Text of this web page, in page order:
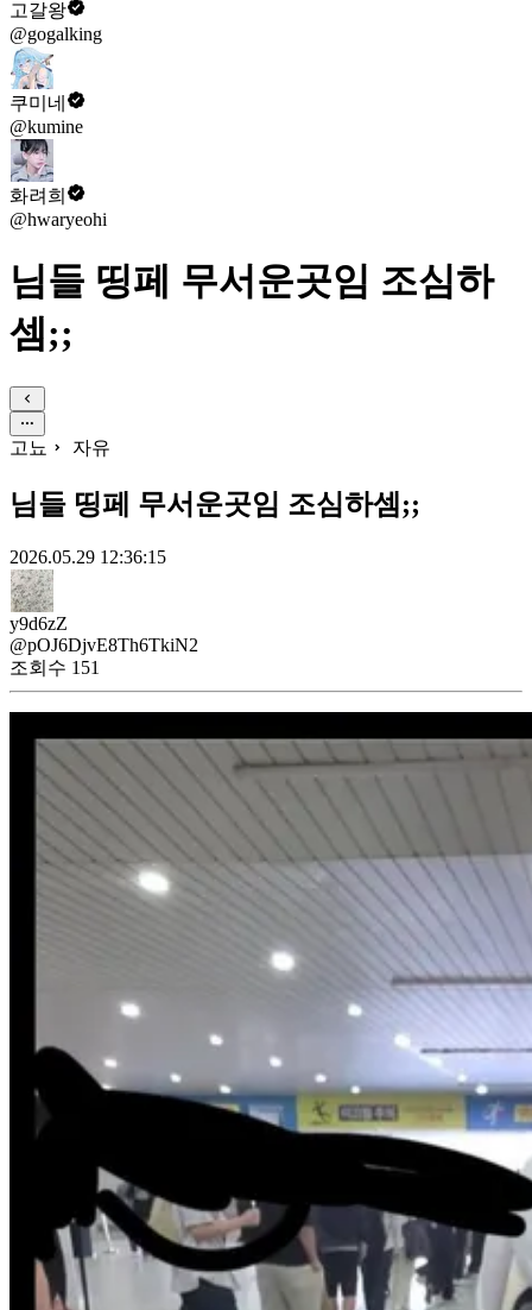
고갈왕
@gogalking
쿠미네
@kumine
화려희
@hwaryeohi
님들 띵페 무서운곳임 조심하
셈;;
고뇨 자유
님들 띵페 무서운곳임 조심하셈;;
2026.05.29 12:36:15
y9d6zZ
@pOJ6DjvE8Th6TkiN2
조회수 151